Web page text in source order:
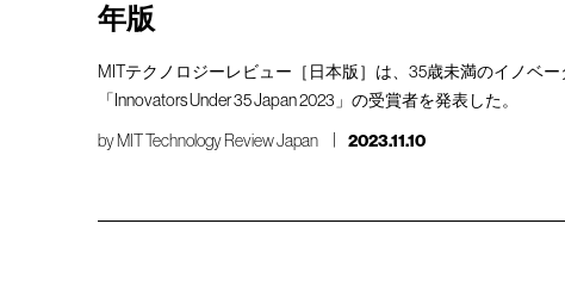
年版
MITテクノロジーレビュー［日本版］は、35歳未満のイノベ
「Innovators Under 35 Japan 2023」の受賞者を発表した。
byMIT Technology Review Japan 2023.11.10